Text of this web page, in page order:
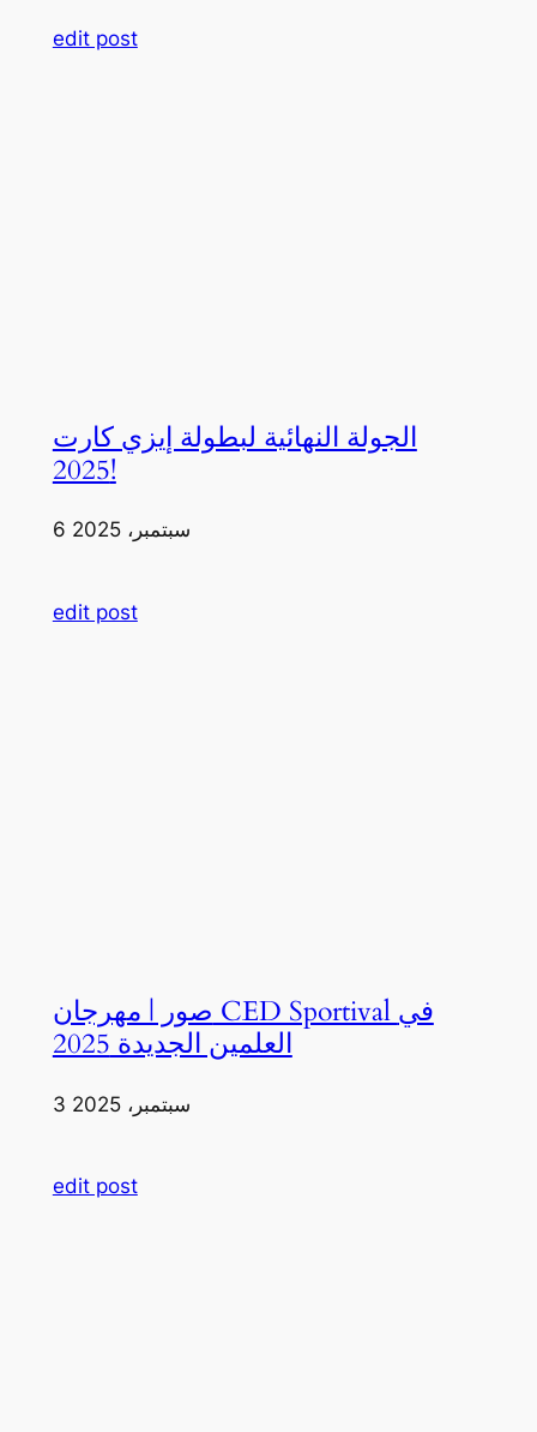
edit post
الجولة النهائية لبطولة إيزي كارت
2025!
6 سبتمبر، 2025
edit post
صور | مهرجان CED Sportival في
العلمين الجديدة 2025
3 سبتمبر، 2025
edit post